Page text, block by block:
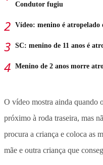
Condutor fugiu
Vídeo: menino é atropelado
SC: menino de 11 anos é
Menino de 2 anos morre
O vídeo mostra ainda quando
próximo à roda traseira, mas
procura a criança e coloca as
mãe e outra criança que